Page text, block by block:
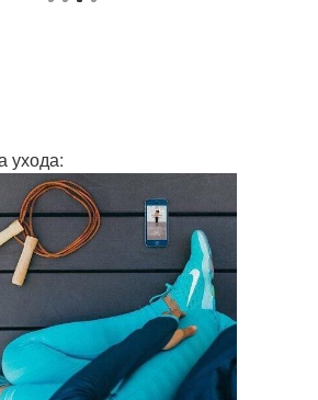
ухода: